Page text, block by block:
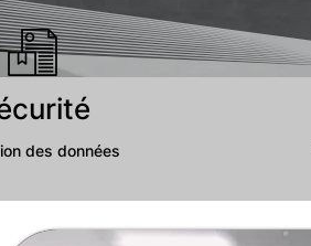
des données